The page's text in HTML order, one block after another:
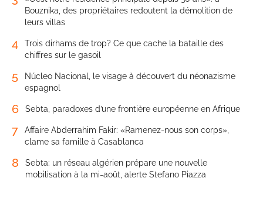
Bouznika, des propriétaires redoutent la démolition de
leurs villas
4
Trois dirhams de trop? Ce que cache la bataille des
chiffres sur le gasoil
5
Núcleo Nacional, le visage à découvert du néonazisme
espagnol
6 Sebta, paradoxes d’une frontière européenne en Afrique
7
Affaire Abderrahim Fakir: «Ramenez-nous son corps»,
clame sa famille à Casablanca
8
Sebta: un réseau algérien prépare une nouvelle
mobilisation à la mi-août, alerte Stefano Piazza